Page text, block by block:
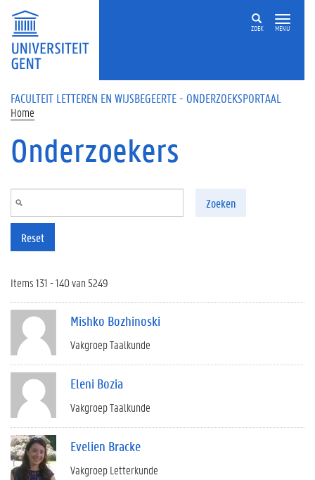
Overslaan en naar de inhoud gaan
ZOEK MENU
FACULTEIT LETTEREN EN WIJSBEGEERTE - ONDERZOEKSPORTAAL
Home
Onderzoekers
Zoeken
Reset
Items 131 - 140 van 5249
Mishko Bozhinoski
Vakgroep Taalkunde
Eleni Bozia
Vakgroep Taalkunde
Evelien Bracke
Vakgroep Letterkunde